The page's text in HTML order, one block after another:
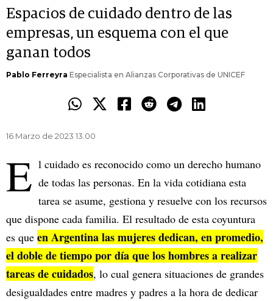
Espacios de cuidado dentro de las
empresas, un esquema con el que
ganan todos
Pablo Ferreyra Especialista en Alianzas Corporativas de UNICEF
16 Marzo de 2023 13.00
E l cuidado es reconocido como un derecho humano
de todas las personas. En la vida cotidiana esta
tarea se asume, gestiona y resuelve con los recursos
que dispone cada familia. El resultado de esta coyuntura
es que en Argentina las mujeres dedican, en promedio,
el doble de tiempo por día que los hombres a realizar
tareas de cuidados, lo cual genera situaciones de grandes
desigualdades entre madres y padres a la hora de dedicar